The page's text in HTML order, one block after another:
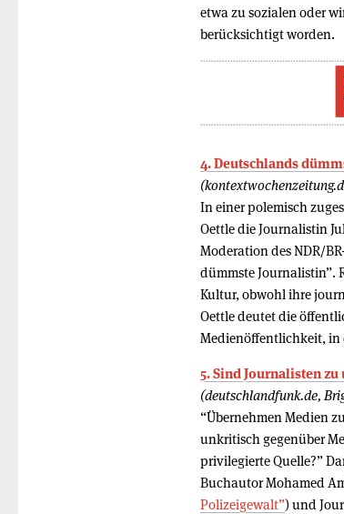
etwa zu sozialen oder
berücksichtigt worden.
4. Deutschlands
In einer polemisch
Oettle die Journalistin
Moderation des NDR/
dümmste Journalistin”.
Kultur, obwohl ihre
Oettle deutet die
Medienöffentlichkeit, in
5. Sind Journalisten
(deutschlandfunk.de,
“Übernehmen Medien
unkritisch gegenüber
privilegierte Quelle?”
Buchautor Mohamed
Polizeigewalt”) und